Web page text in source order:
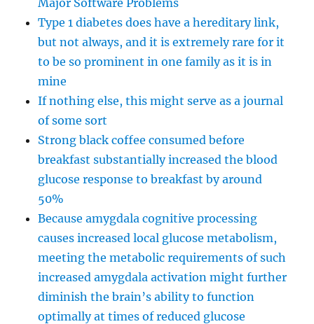
Major Software Problems
Type 1 diabetes does have a hereditary link,
but not always, and it is extremely rare for it
to be so prominent in one family as it is in
mine
If nothing else, this might serve as a journal
of some sort
Strong black coffee consumed before
breakfast substantially increased the blood
glucose response to breakfast by around
50%
Because amygdala cognitive processing
causes increased local glucose metabolism,
meeting the metabolic requirements of such
increased amygdala activation might further
diminish the brain’s ability to function
optimally at times of reduced glucose